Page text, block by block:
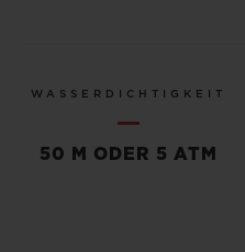
WASSERDICHTIGKEIT
50 M ODER 5 ATM